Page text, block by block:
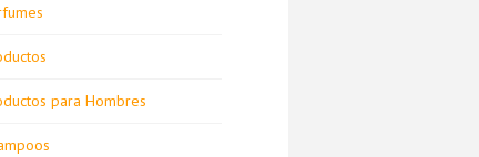
para Hombres